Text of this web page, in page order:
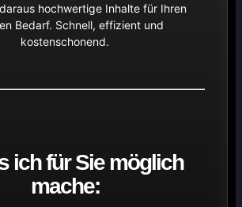
hochwertige Inhalte für Ihren
Bedarf. Schnell, effizient und
kostenschonend.
ich für Sie möglich
mache: